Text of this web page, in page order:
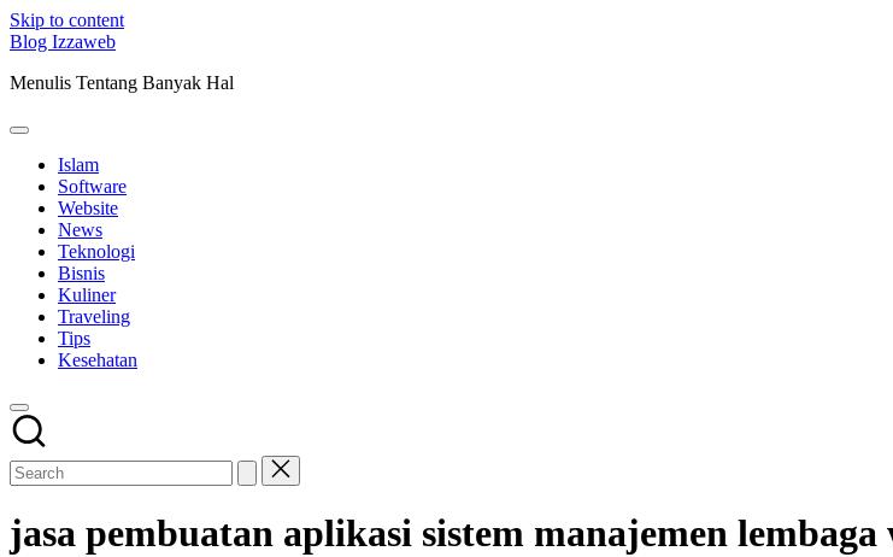
Skip to content
Blog Izzaweb
Menulis Tentang Banyak Hal
Islam
Software
Website
News
Teknologi
Bisnis
Kuliner
Traveling
Tips
Kesehatan
jasa pembuatan aplikasi sistem manajemen lembaga